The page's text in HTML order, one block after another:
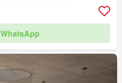
WhatsApp